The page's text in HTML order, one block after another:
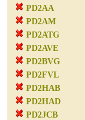
PD2AA
PD2AM
PD2ATG
PD2AVE
PD2BVG
PD2FVL
PD2HAB
PD2HAD
PD2JCB